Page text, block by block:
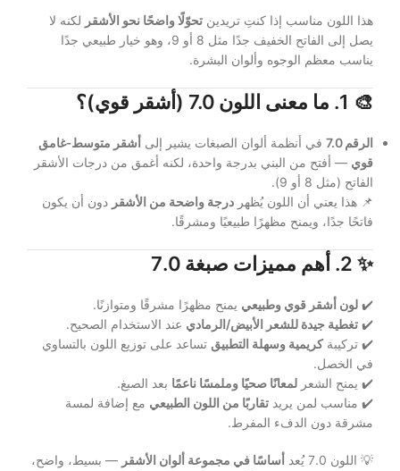
هذا اللون مناسب إذا كنتِ تريدين تحوّلًا واضحًا نحو الأشقر لكنه لا
يصل إلى الفاتح الخفيف جدًا مثل 8 أو 9، وهو خيار طبيعي جدًا
يناسب معظم الوجوه وألوان البشرة.
🎨 1. ما معنى اللون 7.0 (أشقر قوي)؟
الرقم 7.0 في أنظمة ألوان الصبغات يشير إلى أشقر متوسط‑غامق
قوي — أفتح من البني بدرجة واحدة، لكنه أغمق من درجات الأشقر
الفاتح (مثل 8 أو 9).
📌 هذا يعني أن اللون يُظهر درجة واضحة من الأشقر دون أن يكون
فاتحًا جدًا، ويمنح مظهرًا طبيعيًا ومشرقًا.
✨ 2. أهم مميزات صبغة 7.0
✔️ لون أشقر قوي وطبيعي يمنح مظهرًا مشرقًا ومتوازنًا.
✔️ تغطية جيدة للشعر الأبيض/الرمادي عند الاستخدام الصحيح.
✔️ تركيبةكريمية وسهلة التطبيق تساعد على توزيع اللون بالتساوي
في الخصل.
✔️ يمنح الشعر لمعانًا صحيًا وملمسًا ناعمًا بعد الصبغ.
✔️ مناسب لمن يريد تقاربًا من اللون الطبيعي مع إضافة لمسة
مشرقة دون الدفء المفرط.
💡 اللون 7.0 يُعد أساسًا في مجموعة ألوان الأشقر — بسيط، واضح،